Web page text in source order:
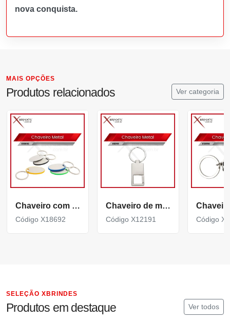
nova conquista.
MAIS OPÇÕES
Produtos relacionados Ver categoria
Chaveiro com Chapa metálica Personalizável X18692
Código X18692
Chaveiro de metal brilhante e espelhado com mosquetão X12191
Código X12191 Código
SELEÇÃO XBRINDES
Produtos em destaque Ver todos